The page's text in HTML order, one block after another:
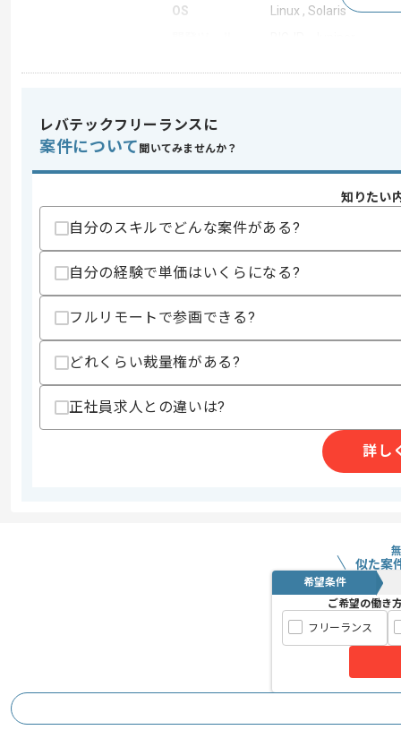
OS
Linux , Solaris
スキル
・Oracle Databaseの設計、運用経験
・Oracle RACの設計、運用経験
スキルに不安がある方へ
上記に似た経験やスキルをお持ちであれば申
精算・お支払い
支払いサイト
決済代行システムにおいて、
Oracleの運用・保守をお願いいたします
レバテックフリーランスに
案件について 聞いてみませんか？
知りたい
自分のスキルでどんな案件がある?
自分の経験で単価はいくらになる?
フルリモートで参画できる?
どれくらい裁量権がある?
正社員求人との違いは?
詳し
似た案
希望条件
ご希望の働き
フリーランス